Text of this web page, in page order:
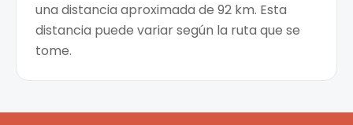
una distancia aproximada de 92 km. Esta
distancia puede variar según la ruta que se
tome.